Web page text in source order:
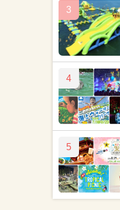
3
4
5